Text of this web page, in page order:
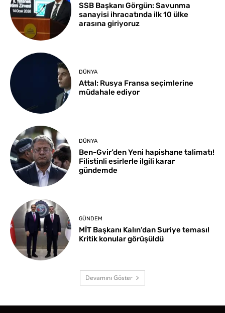
SSB Başkanı Görgün: Savunma
sanayisi ihracatında ilk 10 ülke
arasına giriyoruz
DÜNYA
Attal: Rusya Fransa seçimlerine
müdahale ediyor
DÜNYA
Ben-Gvir’den Yeni hapishane talimatı!
Filistinli esirlerle ilgili karar
gündemde
GÜNDEM
MİT Başkanı Kalın’dan Suriye teması!
Kritik konular görüşüldü
Devamını Göster